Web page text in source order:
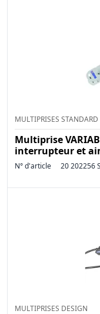
MULTIPRISES STANDARD
Multiprise
interrupteur et
N° d'article 20 202256 S
MULTIPRISES DESIGN